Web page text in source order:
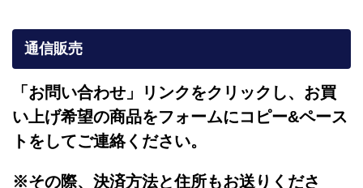
通信販売
「お問い合わせ」リンクをクリックし、 お買
い上げ希望の商品をフォームにコピー&ペース
トをしてご連絡ください。
※その際、決済方法と住所もお送りくださ